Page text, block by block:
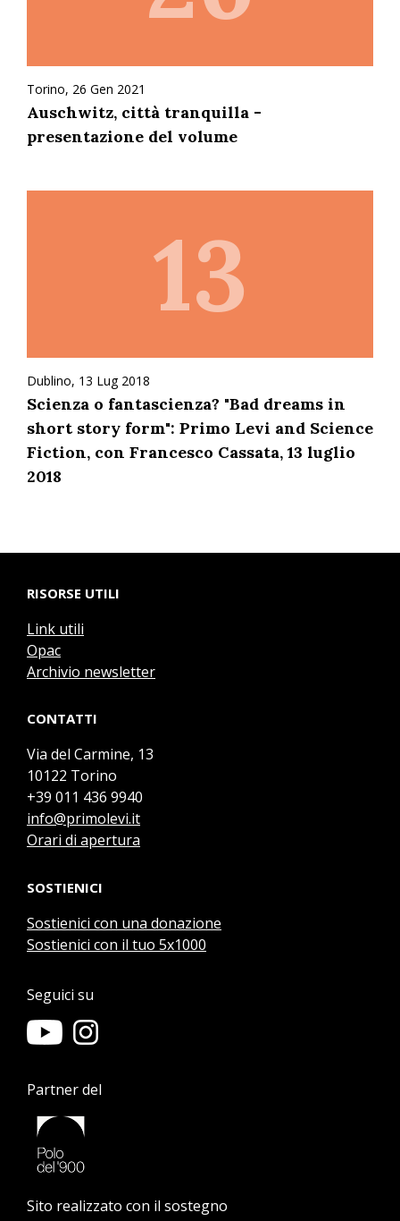
Torino, 26 Gen 2021
Auschwitz, città tranquilla -
presentazione del volume
13
Dublino, 13 Lug 2018
Scienza o fantascienza? "Bad dreams in
short story form": Primo Levi and Science
Fiction, con Francesco Cassata, 13 luglio
2018
RISORSE UTILI
Link utili
Opac
Archivio newsletter
CONTATTI
Via del Carmine, 13
10122 Torino
+39 011 436 9940
info@primolevi.it
Orari di apertura
SOSTIENICI
Sostienici con una donazione
Sostienici con il tuo 5x1000
Seguici su
Partner del
Sito realizzato con il sostegno